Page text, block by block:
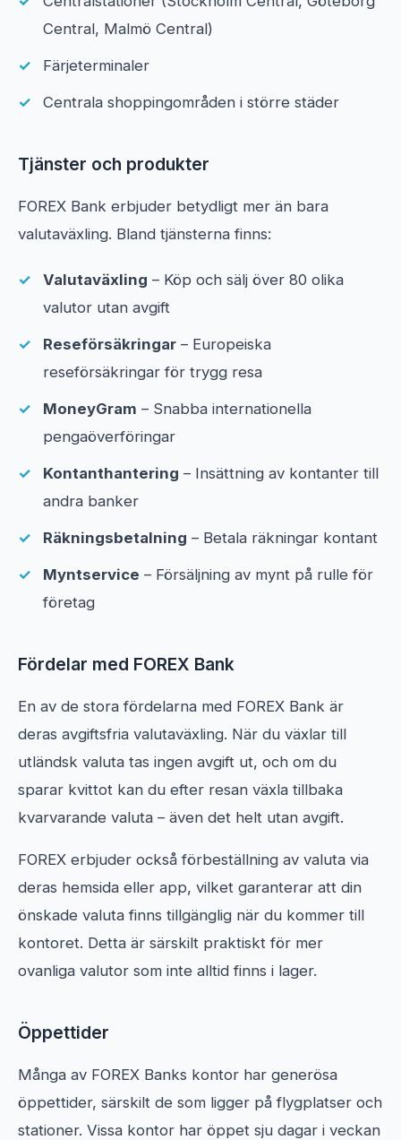
Central, Malmö Central)
Färjeterminaler
Centrala shoppingområden i större städer
Tjänster och produkter
FOREX Bank erbjuder betydligt mer än bara
valutaväxling. Bland tjänsterna finns:
Valutaväxling – Köp och sälj över 80 olika
valutor utan avgift
Reseförsäkringar – Europeiska
reseförsäkringar för trygg resa
MoneyGram – Snabba internationella
pengaöverföringar
Kontanthantering – Insättning av kontanter till
andra banker
Räkningsbetalning – Betala räkningar kontant
Myntservice – Försäljning av mynt på rulle för
företag
Fördelar med FOREX Bank
En av de stora fördelarna med FOREX Bank är
deras avgiftsfria valutaväxling. När du växlar till
utländsk valuta tas ingen avgift ut, och om du
sparar kvittot kan du efter resan växla tillbaka
kvarvarande valuta – även det helt utan avgift.
FOREX erbjuder också förbeställning av valuta via
deras hemsida eller app, vilket garanterar att din
önskade valuta finns tillgänglig när du kommer till
kontoret. Detta är särskilt praktiskt för mer
ovanliga valutor som inte alltid finns i lager.
Öppettider
Många av FOREX Banks kontor har generösa
öppettider, särskilt de som ligger på flygplatser och
stationer. Vissa kontor har öppet sju dagar i veckan